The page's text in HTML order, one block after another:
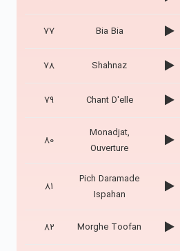
77 Bia Bia
78 Shahnaz
79 Chant D'elle
80
Monadjat,
Ouverture
81
Pich Daramade
Ispahan
82 Morghe Toofan